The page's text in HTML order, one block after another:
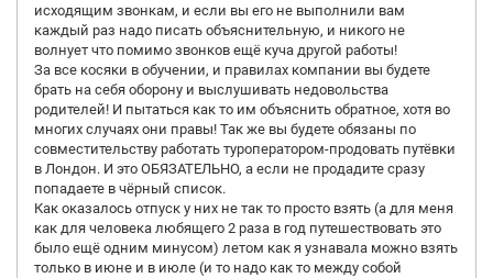
исходящим звонкам, и если вы его не выполнили вам
каждый раз надо писать объяснительную, и никого не
волнует что помимо звонков ещё куча другой работы!
За все косяки в обучении, и правилах компании вы будете
брать на себя оборону и выслушивать недовольства
родителей! И пытаться как то им объяснить обратное, хотя во
многих случаях они правы! Так же вы будете обязаны по
совместительству работать туроператором-продовать путёвки
в Лондон. И это ОБЯЗАТЕЛЬНО, а если не продадите сразу
попадаете в чёрный список.
Как оказалось отпуск у них не так то просто взять (а для меня
как для человека любящего 2 раза в год путешествовать это
было ещё одним минусом) летом как я узнавала можно взять
только в июне и в июле (и то надо как то между собой